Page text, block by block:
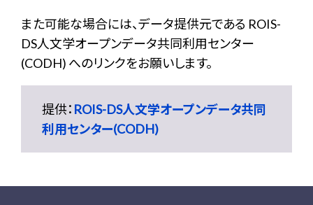
また可能な場合には、データ提供元である ROIS-
DS人文学オープンデータ共同利用センター
(CODH) へのリンクをお願いします。
提供： ROIS-DS人文学オープンデータ共同
利用センター(CODH)